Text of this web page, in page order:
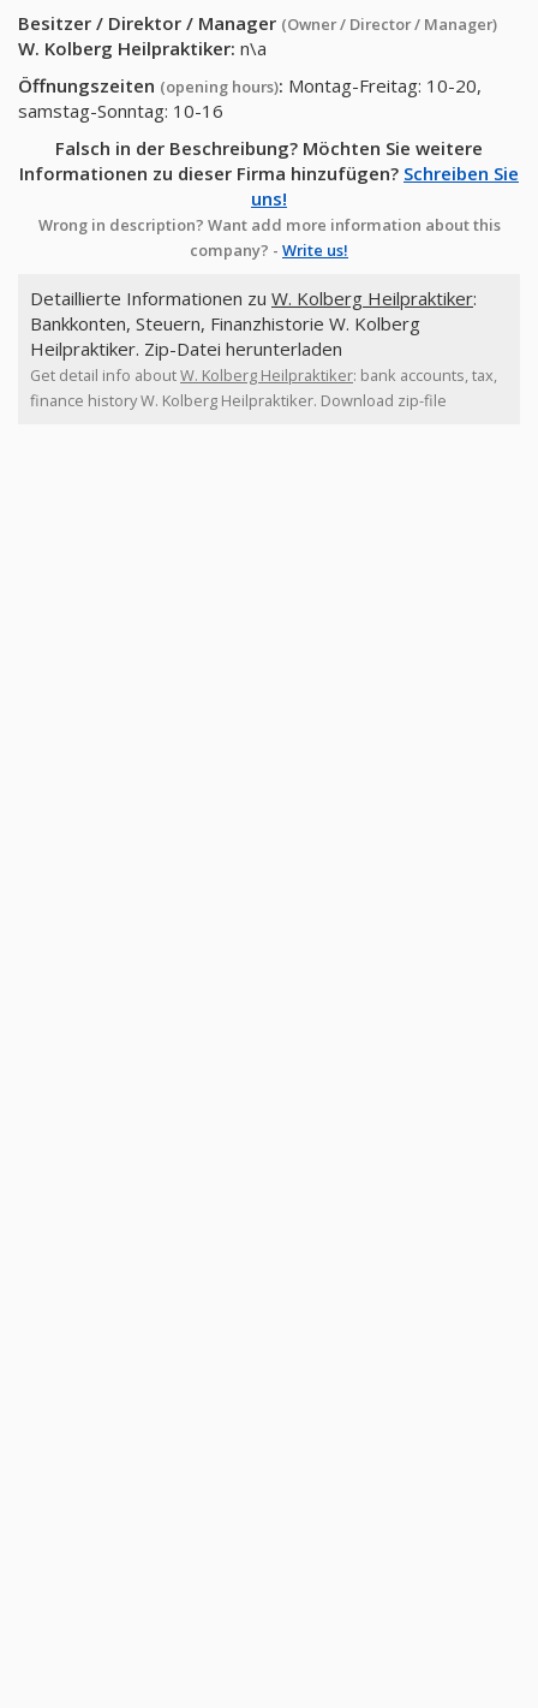
Besitzer / Direktor / Manager (Owner / Director / Manager)
W. Kolberg Heilpraktiker: n\a
Öffnungszeiten (opening hours): Montag-Freitag: 10-20,
samstag-Sonntag: 10-16
Falsch in der Beschreibung? Möchten Sie weitere
Informationen zu dieser Firma hinzufügen? Schreiben Sie
uns!
Wrong in description? Want add more information about this
company? - Write us!
Detaillierte Informationen zu W. Kolberg Heilpraktiker:
Bankkonten, Steuern, Finanzhistorie W. Kolberg
Heilpraktiker. Zip-Datei herunterladen
Get detail info aboutW. Kolberg Heilpraktiker: bank accounts, tax,
finance history W. Kolberg Heilpraktiker. Download zip-file